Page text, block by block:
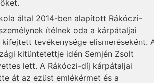
által 2014-ben alapított Rákóczi-
ítélnek oda a kárpátaljai
tevékenysége elismeréseként.
kitüntetettje idén Semjén Zsolt
lett. A Rákóczi-díj kárpátaljai
át az ezüst emlékérmet és a